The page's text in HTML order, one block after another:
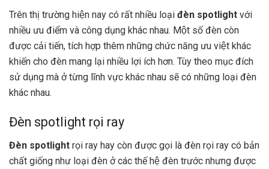
Trên thị trường hiện nay có rất nhiều loại đèn spotlight với
nhiều ưu điểm và công dụng khác nhau. Một số đèn còn
được cải tiến, tích hợp thêm những chức năng ưu việt khác
khiến cho đèn mang lại nhiều lợi ích hơn. Tùy theo mục đích
sử dụng mà ở từng lĩnh vực khác nhau sẽ có những loại đèn
khác nhau.
Đèn spotlight rọi ray
Đèn spotlight rọi ray hay còn được gọi là đèn rọi ray có bản
chất giống như loại đèn ở các thế hệ đèn trước nhưng được